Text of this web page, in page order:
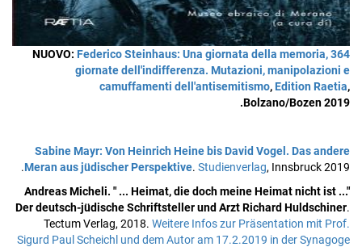
NUOVO: Federico Steinhaus: Una giornata della memoria, 364
giornate dell'indifferenza. Mutazioni, manipolazioni e
camuffamenti dell'antisemitismo, Edition Raetia,
Bolzano/Bozen 2019.
Sabine Mayr: Von Heinrich Heine bis David Vogel. Das andere
Meran aus jüdischer Perspektive. Studienverlag, Innsbruck 2019.
Andreas Micheli. " ... Heimat, die doch meine Heimat nicht ist ..."
Der deutsch-jüdische Schriftsteller und Arzt Richard Huldschiner.
Tectum Verlag, 2018. Weitere Infos zur Präsentation mit Prof.
Sigurd Paul Scheichl und dem Autor am 17.2.2019 in der Synagoge